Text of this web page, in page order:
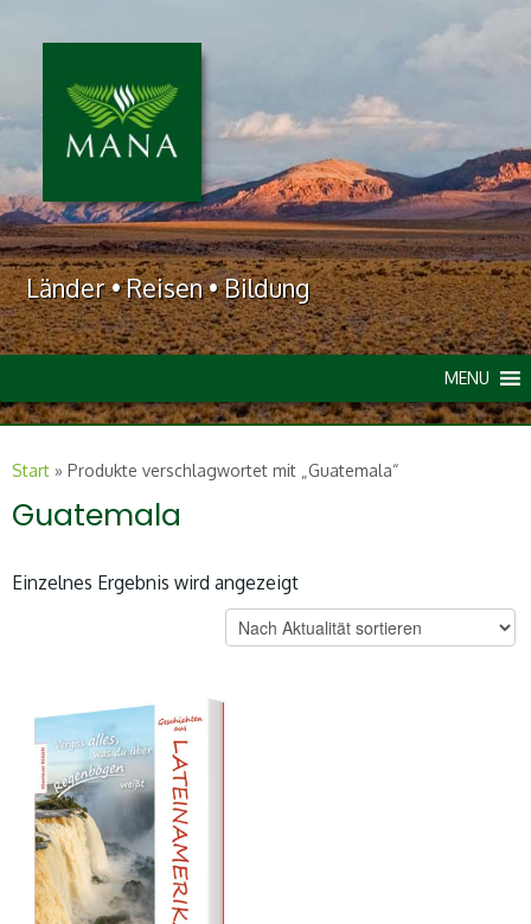
Länder • Reisen • Bildung
MENU
Start » Produkte verschlagwortet mit „Guatemala“
Guatemala
Einzelnes Ergebnis wird angezeigt